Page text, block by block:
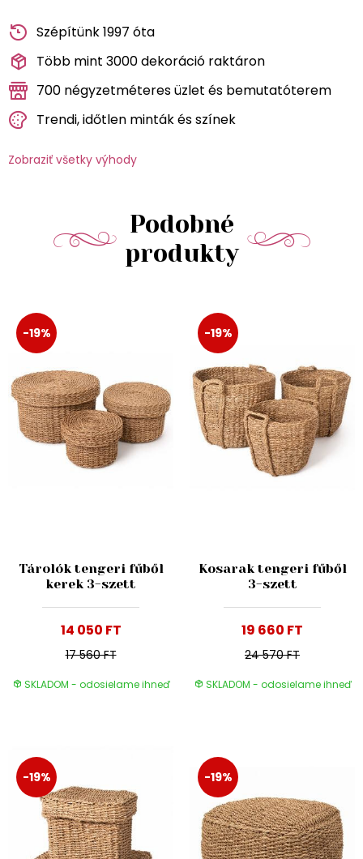
Szépítünk 1997 óta
Több mint 3000 dekoráció raktáron
700 négyzetméteres üzlet és bemutatóterem
Trendi, időtlen minták és színek
Zobraziť všetky výhody
Podobné
produkty
-19%
Tárolók tengeri fűből
kerek 3-szett
14 050 FT
17 560 FT
SKLADOM - odosielame ihneď
-19%
Kosarak tengeri fűből
3-szett
19 660 FT
24 570 FT
SKLADOM - odosielame ihneď
-19% -19%